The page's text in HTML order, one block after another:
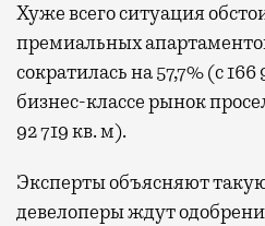
Хуже всего ситуация
премиальных
сократилась на 57,7% (с
бизнес-классе рынок
92 719 кв. м).
Эксперты объясняют
девелоперы ждут